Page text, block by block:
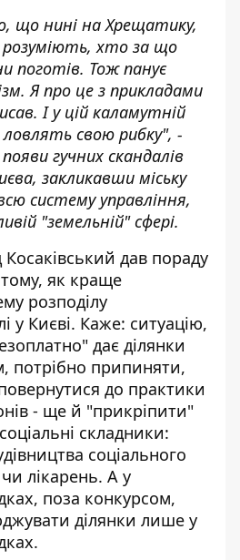
що нині на Хрещатику,
розуміють, хто за що
поготів. Тож панує
Я про це з прикладами
І у цій каламутній
свою рибку", -
гучних скандалів
закликавши міську
систему управління,
"земельній" сфері.
Косаківський дав пораду
як краще
розподілу
у Києві. Каже: ситуацію,
дає ділянки
потрібно припиняти,
до практики
- ще й "прикріпити"
складники:
соціального
лікарень. А у
поза конкурсом,
ділянки лише у